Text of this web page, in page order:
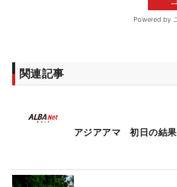
関連記事
アジアアマ 初日の結果